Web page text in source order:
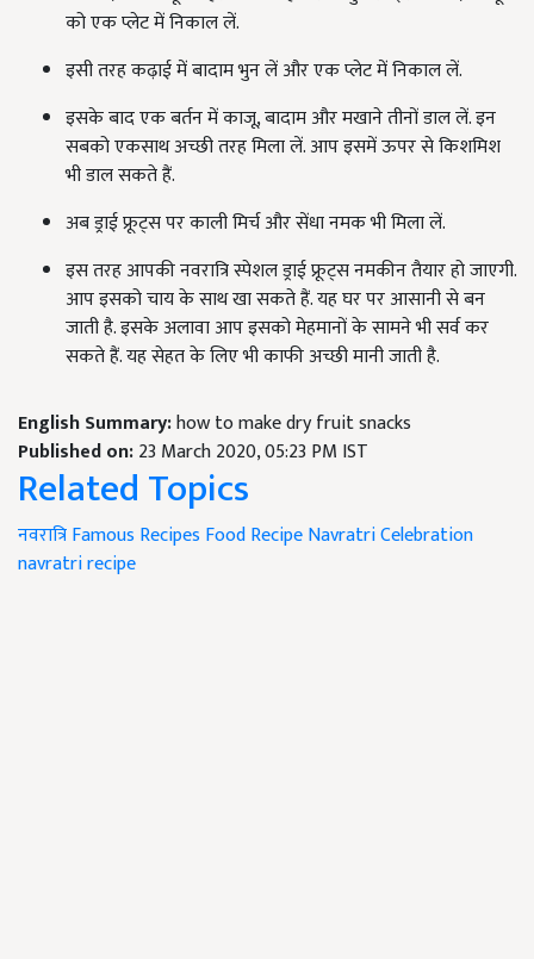
को एक प्लेट में निकाल लें.
इसी तरह कढ़ाई में बादाम भुन लें और एक प्लेट में निकाल लें.
इसके बाद एक बर्तन में काजू, बादाम और मखाने तीनों डाल लें. इन
सबको एकसाथ अच्छी तरह मिला लें. आप इसमें ऊपर से किशमिश
भी डाल सकते हैं.
अब ड्राई फ्रूट्स पर काली मिर्च और सेंधा नमक भी मिला लें.
इस तरह आपकी नवरात्रि स्पेशल ड्राई फ्रूट्स नमकीन तैयार हो जाएगी.
आप इसको चाय के साथ खा सकते हैं. यह घर पर आसानी से बन
जाती है. इसके अलावा आप इसको मेहमानों के सामने भी सर्व कर
सकते हैं. यह सेहत के लिए भी काफी अच्छी मानी जाती है.
English Summary:how to make dry fruit snacks
Published on:23 March 2020, 05:23 PM IST
Related Topics
नवरात्रिFamous Recipes Food RecipeNavratri Celebration
navratri recipe